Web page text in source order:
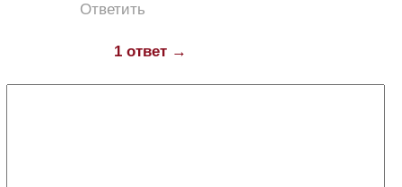
Ответить
1 ответ →